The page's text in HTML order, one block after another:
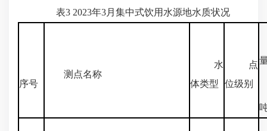
表3 2023年3月集中式饮用水源地水质状况
序号
测点名称
水
体类型
点
位级别